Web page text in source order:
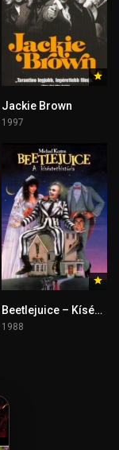
Jackie Brown
1997
Beetlejuice – Kísértethistória
1988